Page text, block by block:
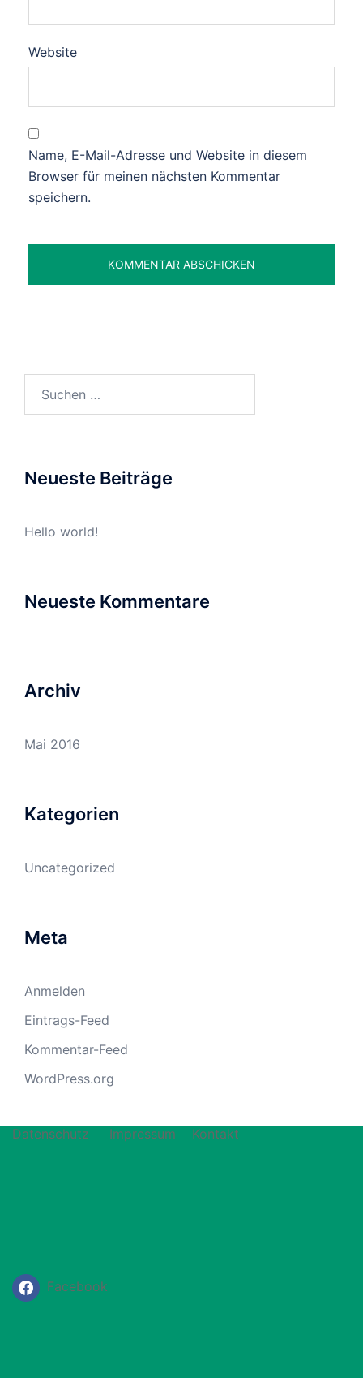
Website
Name, E-Mail-Adresse und Website in diesem
Browser für meinen nächsten Kommentar
speichern.
Neueste Beiträge
Hello world!
Neueste Kommentare
Archiv
Mai 2016
Kategorien
Uncategorized
Meta
Anmelden
Eintrags-Feed
Kommentar-Feed
WordPress.org
Datenschutz Impressum Kontakt
Facebook